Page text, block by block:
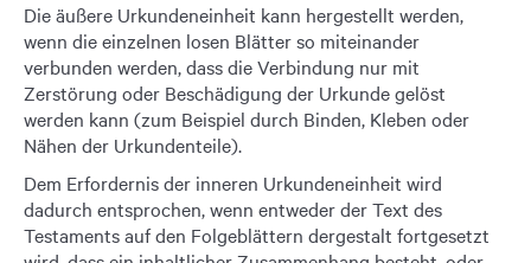
Die äußere Urkundeneinheit kann hergestellt werden,
wenn die einzelnen losen Blätter so miteinander
verbunden werden, dass die Verbindung nur mit
Zerstörung oder Beschädigung der Urkunde gelöst
werden kann (zum Beispiel durch Binden, Kleben oder
Nähen der Urkundenteile).
Dem Erfordernis der inneren Urkundeneinheit wird
dadurch entsprochen, wenn entweder der Text des
Testaments auf den Folgeblättern dergestalt fortgesetzt